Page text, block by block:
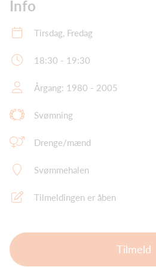
Info
Tirsdag, Fredag
18:30 - 19:30
Årgang: 1980 - 2005
Svømning
Drenge/mænd
Svømmehalen
Tilmeldingen er åben
Tilmeld